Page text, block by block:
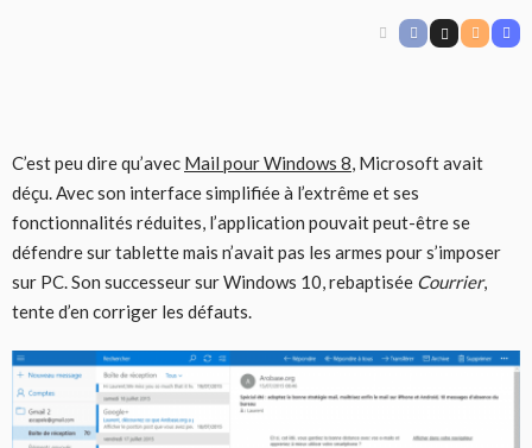
C’est peu dire qu’avec Mail pour Windows 8, Microsoft avait
déçu. Avec son interface simplifiée à l’extrême et ses
fonctionnalités réduites, l’application pouvait peut-être se
défendre sur tablette mais n’avait pas les armes pour s’imposer
sur PC. Son successeur sur Windows 10, rebaptisée Courrier,
tente d’en corriger les défauts.